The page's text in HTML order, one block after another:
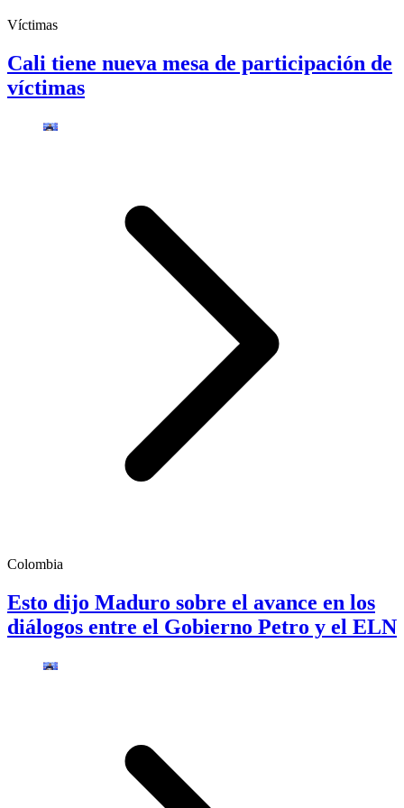
Víctimas
Cali tiene nueva mesa de participación de
víctimas
Colombia
Esto dijo Maduro sobre el avance en los
diálogos entre el Gobierno Petro y el ELN